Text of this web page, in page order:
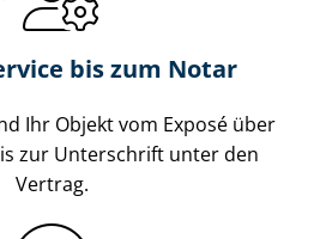
bis zum Notar
Ihr Objekt vom Exposé über
zur Unterschrift unter den
Vertrag.